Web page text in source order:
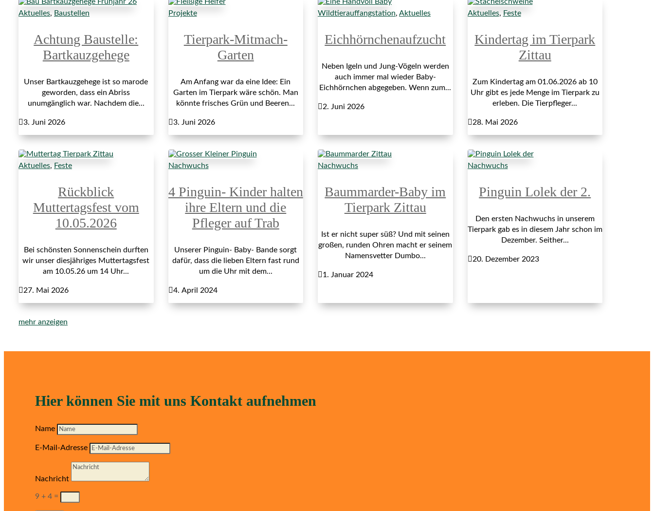
Aktuelles, Baustellen
Achtung Baustelle:
Bartkauzgehege
Unser Bartkauzgehege ist so marode
geworden, dass ein Abriss
unumgänglich war. Nachdem die...
3. Juni 2026
Projekte
Tierpark-Mitmach-
Garten
Am Anfang war da eine Idee: Ein
Garten im Tierpark wäre schön. Man
könnte frisches Grün und Beeren...
3. Juni 2026
Wildtierauffangstation, Aktuelles
Eichhörnchenaufzucht
Neben Igeln und Jung-Vögeln werden
auch immer mal wieder Baby-
Eichhörnchen abgegeben. Wenn zum...
2. Juni 2026
Aktuelles, Feste
Kindertag im Tierpark
Zittau
Zum Kindertag am 01.06.2026 ab 10
Uhr gibt es jede Menge im Tierpark zu
erleben. Die Tierpfleger...
28. Mai 2026
Aktuelles, Feste
Rückblick
Muttertagsfest vom
10.05.2026
Bei schönsten Sonnenschein durften
wir unser diesjähriges Muttertagsfest
am 10.05.26 um 14 Uhr...
27. Mai 2026
Nachwuchs
4 Pinguin- Kinder halten
ihre Eltern und die
Pfleger auf Trab
Unserer Pinguin- Baby- Bande sorgt
dafür, dass die lieben Eltern fast rund
um die Uhr mit dem...
4. April 2024
Nachwuchs
Baummarder-Baby im
Tierpark Zittau
Ist er nicht super süß? Und mit seinen
großen, runden Ohren macht er seinem
Namensvetter Dumbo...
1. Januar 2024
Nachwuchs
Pinguin Lolek der 2.
Den ersten Nachwuchs in unserem
Tierpark gab es in diesem Jahr schon im
Dezember. Seither...
20. Dezember 2023
mehr anzeigen
Hier können Sie mit uns Kontakt aufnehmen
Name
E-Mail-Adresse
Nachricht
9 + 4 =